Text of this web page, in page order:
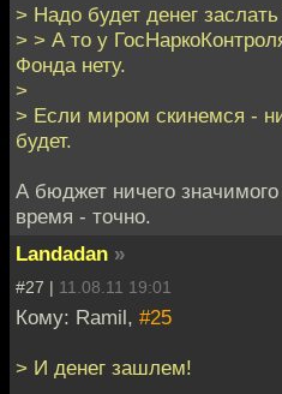
> Надо будет денег
> > А то у
Фонда нету.
>
> Если миром скинемся -
будет.
А бюджет ничего
время - точно.
Landadan »
#27 | 11.08.11 19:01
Кому: Ramil, #25
> И денег зашлем!